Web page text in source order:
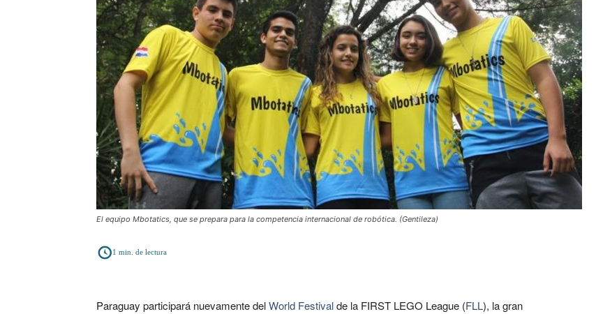
El equipo Mbotatics, que se prepara para la competencia internacional de robótica. (Gentileza)
1 min. de lectura
Paraguay participará nuevamente delWorld Festivalde la FIRST LEGO League (FLL), la gran